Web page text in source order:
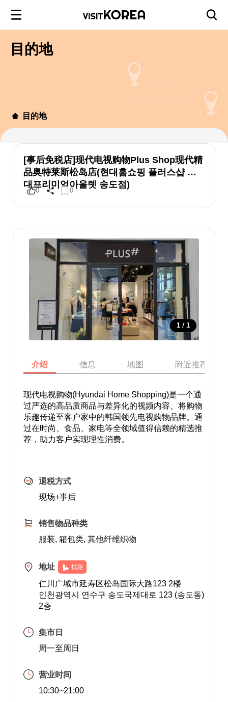
目的地
目的地
[事后免税店]现代电视购物Plus Shop现代精
品奥特莱斯松岛店(현대홈쇼핑 플러스샵 현
대프리미엄아울렛 송도점)
0 0
1 / 1
介绍 信息 地图 附近推荐景点
现代电视购物(Hyundai Home Shopping)是一个通
过严选的高品质商品与差异化的视频内容、将购物
乐趣传递至客户家中的韩国领先电视购物品牌。通
过在时尚、食品、家电等全领域值得信赖的精选推
荐，助力客户实现理性消费。
退税方式
现场+事后
销售物品种类
服装, 箱包类, 其他纤维织物
地址 找路
仁川广域市延寿区松岛国际大路123 2楼
인천광역시 연수구 송도국제대로 123 (송도동)
2층
集市日
周一至周日
营业时间
10:30~21:00